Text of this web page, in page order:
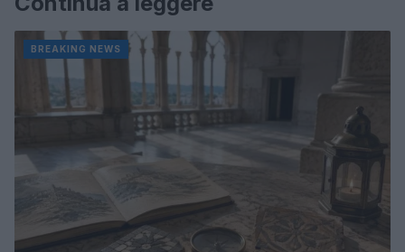
BREAKING NEWS